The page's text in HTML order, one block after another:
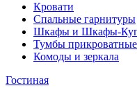
Кровати
Спальные гарнитуры
Шкафы и Шкафы-
Тумбы прикроватные
Комоды и зеркала
Гостиная